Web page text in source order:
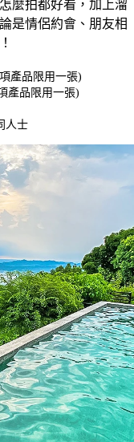
麼拍都好看，加上溜
是情侶約會、朋友相
產品限用一張)
產品限用一張)
人士